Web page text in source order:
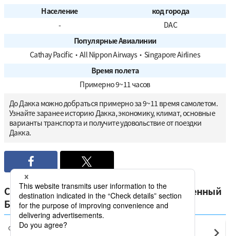
Население
код города
-
DAC
Популярные Авиалинии
Cathay Pacific・All Nippon Airways ・ Singapore Airlines
Время полета
Примерно 9~11 часов
До Дакка можно добраться примерно за 9~11 время самолетом.
Узнайте заранее историю Дакка, экономику, климат, основные
варианты транспорта и получите удовольствие от поездки
Дакка.
Сравните самые низкие цены на отечественный
Бангладеш от Дакка
Chittagong Дакка(DAC)